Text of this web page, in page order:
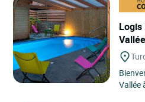
Logis
Vallée